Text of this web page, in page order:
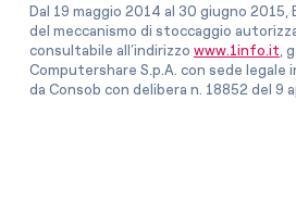
Dal 19 maggio 2014 al 30 giugno 2015,
del meccanismo di stoccaggio
consultabile all’indirizzo www.1info.it,
Computershare S.p.A. con sede legale
da Consob con delibera n. 18852 del 9